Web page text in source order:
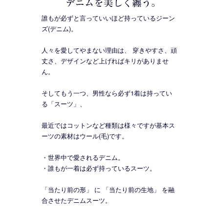
誰もが必ずと言っていいほど持っているジーン
ズ(デニム)。
人々を愛してやまない理由は、 穿きやすさ、頑
丈さ、デザインなど上げればキリがありませ
ん。
そしてもう一つ、男性なら必ず1着は持ってい
る「スーツ」、
最近ではコットンなど種類は様々ですが基本ス
ーツの素材はウール(毛)です。
・世界中で愛されるデニム。
・誰もが一着は必ず持っているスーツ。
「当たり前の形」 に 「当たり前の生地」 を融
合させたデニムスーツ。